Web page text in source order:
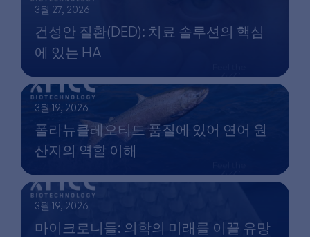
3월 27, 2026
건성안 질환(DED): 치료 솔루션의 핵심
에 있는 HA
3월 19, 2026
폴리뉴클레오티드 품질에 있어 연어 원
산지의 역할 이해
3월 19, 2026
마이크로니들: 의학의 미래를 이끌 유망